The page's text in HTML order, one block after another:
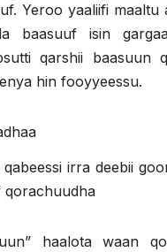
Yeroo yaaliifi maaltu
baasuuf isin
qarshii baasuun
hin fooyyeessu.
qabeessi irra deebii
haalota waan